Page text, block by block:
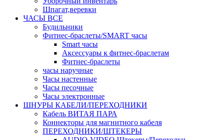
Шпагат,веревки
ЧАСЫ ВСЕ
Будильники
Фитнес-браслеты/SMART часы
Smart часы
Аксессуары к фитнес-браслетам
Фитнес-браслеты
часы наручные
Часы настенные
Часы песочные
Часы электронные
ШНУРЫ КАБЕЛИ/ПЕРЕХОДНИКИ
Кабель ВИТАЯ ПАРА
Коннекторы для магнитного кабеля
ПЕРЕХОДНИКИ/ШТЕКЕРЫ